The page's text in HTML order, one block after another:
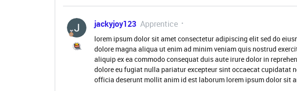
jackyjoy123 Apprentice
lorem ipsum dolor sit amet consectetur adipiscing elit sed do
dolore magna aliqua ut enim ad minim veniam quis nostrud
aliquip ex ea commodo consequat duis aute irure dolor in
dolore eu fugiat nulla pariatur excepteur sint occaecat cupidatat
officia deserunt mollit anim id est laborum lorem ipsum dolor sit